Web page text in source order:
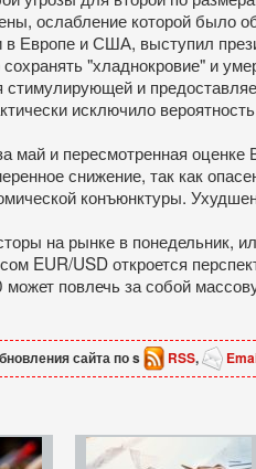
ослабление которой было
в Европе и США, выступил
"хладнокровие" и
и
исключило
май и пересмотренная
снижение, так как
конъюнктуры.
на рынке в понедельник,
EUR/USD откроется
повлечь за собой
сайта по s RSS,